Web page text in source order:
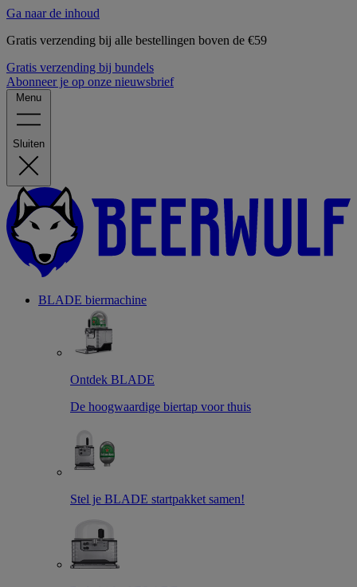
Ga naar de inhoud
Gratis verzending bij alle bestellingen boven de €59
Gratis verzending bij bundels
Abonneer je op onze nieuwsbrief
Menu
Sluiten
BLADE biermachine
Ontdek BLADE
De hoogwaardige biertap voor thuis
Stel je BLADE startpakket samen!